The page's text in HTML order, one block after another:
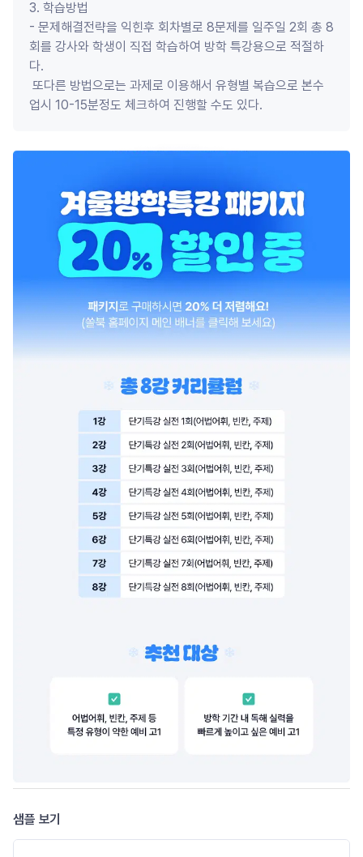
3. 학습방법
- 문제해결전략을 익힌후 회차별로 8문제를 일주일 2회 총 8
회를 강사와 학생이 직접 학습하여 방학 특강용으로 적절하
다.
업시 10-15분정도 체크하여 진행할 수도 있다.
샘플 보기